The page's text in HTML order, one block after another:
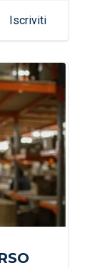
Iscriviti